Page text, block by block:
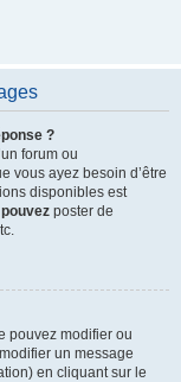
?
forum ou
vous ayez besoin d’être
disponibles est
pouvez poster de
pouvez modifier ou
un message
en cliquant sur le